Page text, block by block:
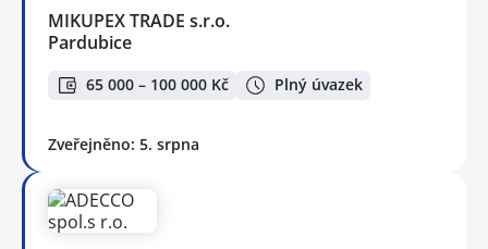
MIKUPEX TRADE s.r.o.
Pardubice
65 000 – 100 000 Kč Plný úvazek
Zveřejněno: 5. srpna